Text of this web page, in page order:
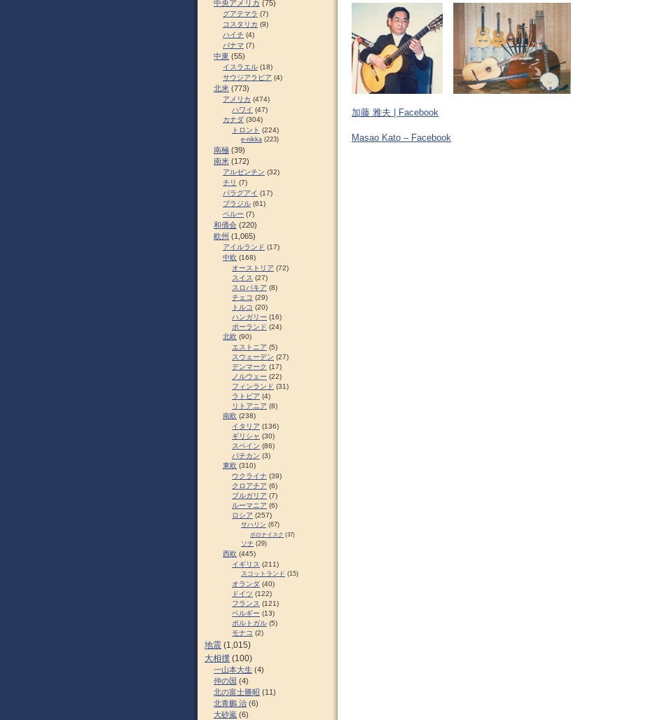
加藤 雅夫 | Facebook
Masao Kato – Facebook
中央アメリカ (75)
グアテマラ (7)
コスタリカ (9)
ハイチ (4)
パナマ (7)
中東 (55)
イスラエル (18)
サウジアラビア (4)
北米 (773)
アメリカ (474)
ハワイ (47)
カナダ (304)
トロント (224)
e-nikka (223)
南極 (39)
南米 (172)
アルゼンチン (32)
チリ (7)
パラグアイ (17)
ブラジル (61)
ペルー (7)
和僑会 (220)
欧州 (1,065)
アイルランド (17)
中欧 (168)
オーストリア (72)
スイス (27)
スロパキア (8)
チェコ (29)
トルコ (20)
ハンガリー (16)
ポーランド (24)
北欧 (90)
エストニア (5)
スウェーデン (27)
デンマーク (17)
ノルウェー (22)
フィンランド (31)
ラトビア (4)
リトアニア (8)
南欧 (238)
イタリア (136)
ギリシャ (30)
スペイン (86)
バチカン (3)
東欧 (310)
ウクライナ (39)
クロアチア (6)
ブルガリア (7)
ルーマニア (6)
ロシア (257)
サハリン (67)
ポロナイスク (37)
ソチ (29)
西欧 (445)
イギリス (211)
スコットランド (15)
オランダ (40)
ドイツ (122)
フランス (121)
ベルギー (13)
ポルトガル (5)
モナコ (2)
地震 (1,015)
大相撲 (100)
一山本大生 (4)
仲の国 (4)
北の富士勝昭 (11)
北青鵬 治 (6)
大砂嵐 (6)